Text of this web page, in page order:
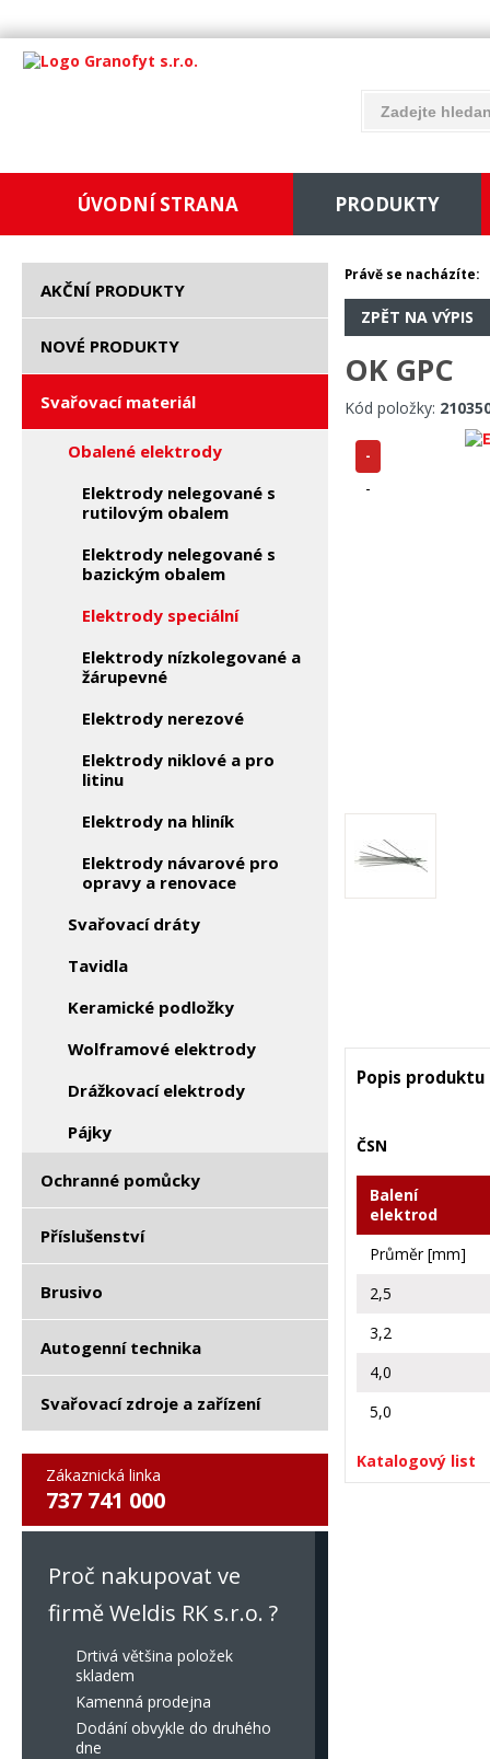
ÚVODNÍ STRANA PRODUKTY
AKČNÍ PRODUKTY
NOVÉ PRODUKTY
Svařovací materiál
Obalené elektrody
Elektrody nelegované s
rutilovým obalem
Elektrody nelegované s
bazickým obalem
Elektrody speciální
Elektrody nízkolegované a
žárupevné
Elektrody nerezové
Elektrody niklové a pro
litinu
Elektrody na hliník
Elektrody návarové pro
opravy a renovace
Svařovací dráty
Tavidla
Keramické podložky
Wolframové elektrody
Drážkovací elektrody
Pájky
Ochranné pomůcky
Příslušenství
Brusivo
Autogenní technika
Svařovací zdroje a zařízení
Zákaznická linka
737 741 000
Proč nakupovat ve
firmě Weldis RK s.r.o. ?
Drtivá většina položek
skladem
Kamenná prodejna
Dodání obvykle do druhého
dne
Právě se nacházíte:
ZPĚT NA VÝPIS
OK GPC
Kód položky:
-
-
Popis produktu
ČSN
Balení
elektrod
Průměr [mm]
2,5
3,2
4,0
5,0
Katalogový list